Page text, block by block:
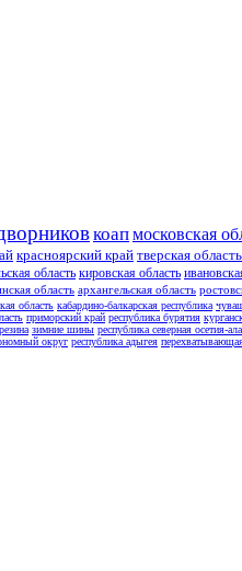
коапмосковская
красноярский край тверская область
область кировская область
область архангельская область
область кабардино-балкарская республика
приморский край республика бурятия
зимние шины республика северная осетия-
округ республика адыгея